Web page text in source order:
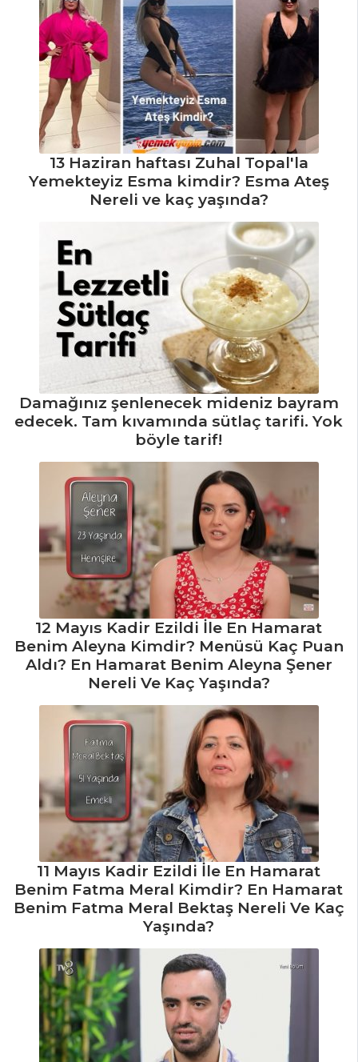
SARIMSAKLI
BULGUR PİLAVI
KÖRİLİ VE
PATLICANLI
BULGUR PİLAVI
SEBZELİ
YASEMİN PİLAVI
Pilav ve Makarna
Tüm Tarifleri
HAMUR İŞLERI
PALMİER
KURABİYE
Susamlı Simit
Kurabiye
Cevizli Kurabiye
Hamur İşleri Tüm
ÇORBALAR
Viola Çiçekli
Soğuk Avokado
Çorbası
Körili
Karnabahar Çorbası
Pırasalı Patates
Çorbası
Tarifleri
13 Haziran haftası Zuhal Topal'la
Yemekteyiz Esma kimdir? Esma Ateş
Nereli ve kaç yaşında?
Damağınız şenlenecek mideniz bayram
edecek. Tam kıvamında sütlaç tarifi. Yok
böyle tarif!
12 Mayıs Kadir Ezildi İle En Hamarat
Benim Aleyna Kimdir? Menüsü Kaç Puan
Aldı? En Hamarat Benim Aleyna Şener
Nereli Ve Kaç Yaşında?
11 Mayıs Kadir Ezildi İle En Hamarat
Benim Fatma Meral Kimdir? En Hamarat
Benim Fatma Meral Bektaş Nereli Ve Kaç
Yaşında?